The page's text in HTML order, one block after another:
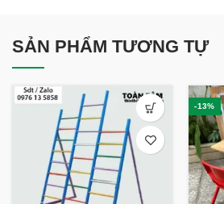
SẢN PHẨM TƯƠNG TỰ
-13%